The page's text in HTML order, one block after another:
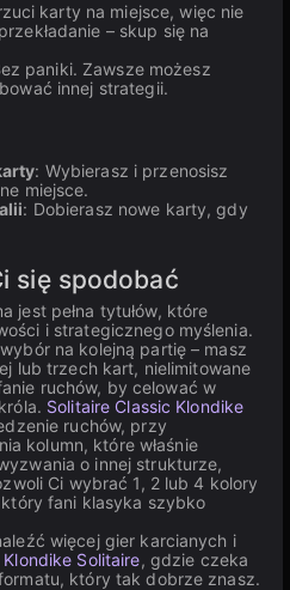
karty na miejsce, więc nie
– skup się na
paniki. Zawsze możesz
innej strategii.
: Wybierasz i przenosisz
miejsce.
: Dobierasz nowe karty, gdy
się spodobać
jest pełna tytułów, które
i strategicznego myślenia.
na kolejną partię – masz
lub trzech kart, nielimitowane
ruchów, by celować w
Solitaire Classic Klondike
ruchów, przy
kolumn, które właśnie
o innej strukturze,
Ci wybrać 1, 2 lub 4 kolory
fani klasyka szybko
więcej gier karcianych i
Klondike Solitaire, gdzie czeka
który tak dobrze znasz.